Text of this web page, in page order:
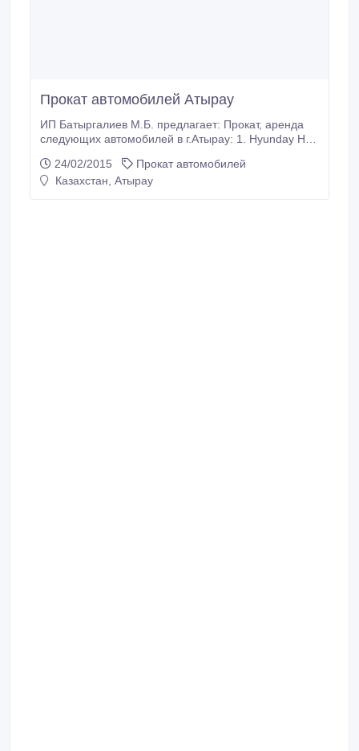
Прокат автомобилей Атырау
ИП Батыргалиев М.Б. предлагает: Прокат, аренда
следующих автомобилей в г.Атырау: 1. Hyunday H-1
Astra J 2014; Выгодные условия, полный пакет
документов. Страховка. На час, день, сутки, месяц и
24/02/2015
Прокат автомобилей
Казахстан, Атырау